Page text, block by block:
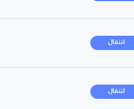
انتقال
انتقال